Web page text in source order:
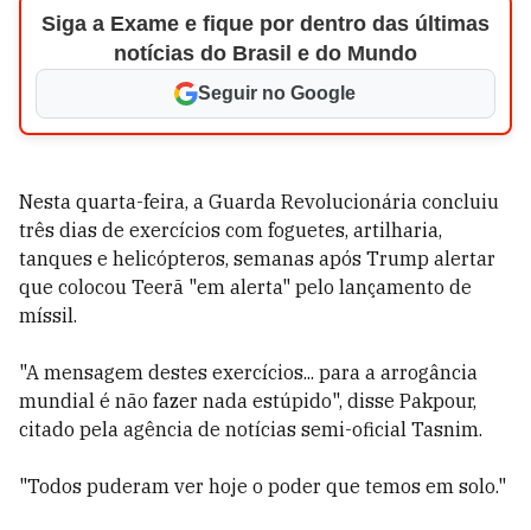
Siga a Exame e fique por dentro das últimas
notícias do Brasil e do Mundo
Seguir no Google
Nesta quarta-feira, a Guarda Revolucionária concluiu
três dias de exercícios com foguetes, artilharia,
tanques e helicópteros, semanas após Trump alertar
que colocou Teerã "em alerta" pelo lançamento de
míssil.
"A mensagem destes exercícios... para a arrogância
mundial é não fazer nada estúpido", disse Pakpour,
citado pela agência de notícias semi-oficial Tasnim.
"Todos puderam ver hoje o poder que temos em solo."